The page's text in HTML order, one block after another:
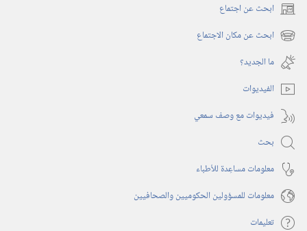
ابحث عن اجتماع (يفتح
نافذة
جديدة)
ابحث عن مكان الاجتماع (يفتح
نافذة
جديدة)
ما الجديد؟‏
الفيديوات
فيديوات مع وصف سمعي
بحث
معلومات مساعِدة للأطباء
معلومات للمسؤولين الحكوميين والصحافيين
تعليمات